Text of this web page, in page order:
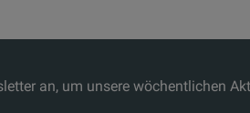
an, um unsere wöchentlichen